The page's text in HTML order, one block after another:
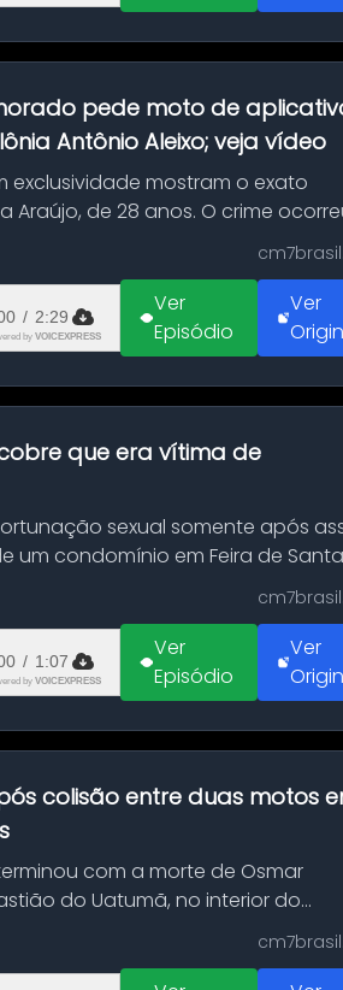
pede moto de
Antônio Aleixo; veja vídeo
mostram o exato
de 28 anos. O crime
/ 2:29
by VOICEXPRESS
Ver
Episódio
Ver
que era vítima de
sexual somente após
condomínio em Feira de
/ 1:07
by VOICEXPRESS
Ver
Episódio
Ver
colisão entre duas motos
com a morte de Osmar
do Uatumã, no interior do